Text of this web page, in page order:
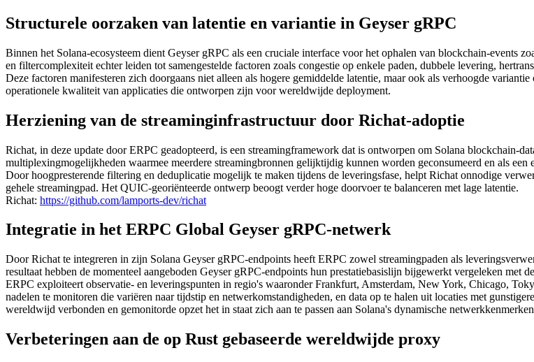
Structurele oorzaken van latentie en variantie in Geyser gRPC
Binnen het Solana-ecosysteem dient Geyser gRPC als een cruciale interface voor het ophalen van blockchain-events
en filtercomplexiteit echter leiden tot samengestelde factoren zoals congestie op enkele paden, dubbele levering,
Deze factoren manifesteren zich doorgaans niet alleen als hogere gemiddelde latentie, maar ook als verhoogde
operationele kwaliteit van applicaties die ontworpen zijn voor wereldwijde deployment.
Herziening van de streaminginfrastructuur door Richat-adoptie
Richat, in deze update door ERPC geadopteerd, is een streamingframework dat is ontworpen om Solana blockchain-
multiplexingmogelijkheden waarmee meerdere streamingbronnen gelijktijdig kunnen worden geconsumeerd en als een
Door hoogpresterende filtering en deduplicatie mogelijk te maken tijdens de leveringsfase, helpt Richat onnodige
gehele streamingpad. Het QUIC-georiënteerde ontwerp beoogt verder hoge doorvoer te balanceren met lage latentie.
Richat: https://github.com/lamports-dev/richat
Integratie in het ERPC Global Geyser gRPC-netwerk
Door Richat te integreren in zijn Solana Geyser gRPC-endpoints heeft ERPC zowel streamingpaden als
resultaat hebben de momenteel aangeboden Geyser gRPC-endpoints hun prestatiebasislijn bijgewerkt vergeleken met
ERPC exploiteert observatie- en leveringspunten in regio's waaronder Frankfurt, Amsterdam, New York, Chicago,
nadelen te monitoren die variëren naar tijdstip en netwerkomstandigheden, en data op te halen uit locaties met
wereldwijd verbonden en gemonitorde opzet het in staat zich aan te passen aan Solana's dynamische
Verbeteringen aan de op Rust gebaseerde wereldwijde proxy